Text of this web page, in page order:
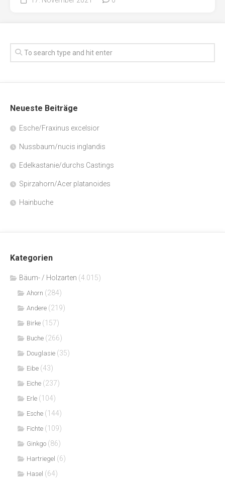
Neueste Beiträge
Esche/Fraxinus excelsior
Nussbaum/nucis inglandis
Edelkastanie/durchs Castings
Spirzahorn/Acer platanoides
Hainbuche
Kategorien
Bäum- / Holzarten (4.015)
Ahorn (284)
Andere (219)
Birke (157)
Buche (266)
Douglasie (35)
Eibe (43)
Eiche (237)
Erle (104)
Esche (144)
Fichte (109)
Ginkgo (86)
Hartriegel (6)
Hasel (64)